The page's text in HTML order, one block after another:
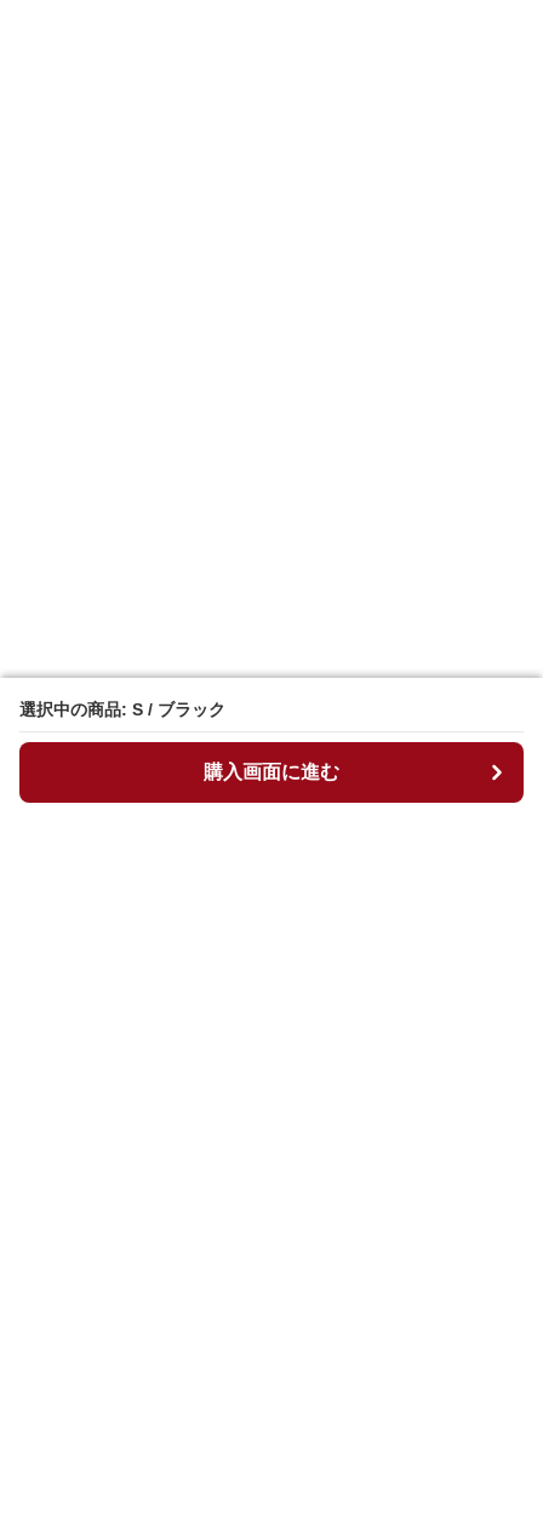
選択中の商品: S / ブラック
購入画面に進む
選択中の商品: S / ブラック
購入画面に進む